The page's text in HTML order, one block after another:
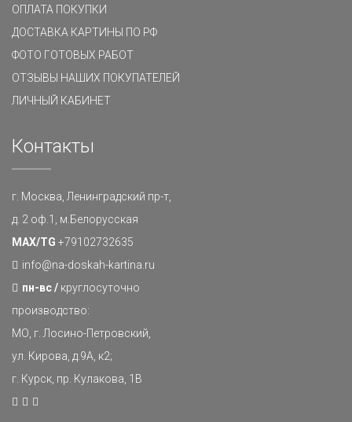
ОПЛАТА ПОКУПКИ
ДОСТАВКА КАРТИНЫ ПО РФ
ФОТО ГОТОВЫХ РАБОТ
ОТЗЫВЫ НАШИХ ПОКУПАТЕЛЕЙ
ЛИЧНЫЙ КАБИНЕТ
Контакты
г. Москва, Ленинградский пр-т,
д. 2 оф.1, м.Белорусская
MAX/TG +79102732635
info@na-doskah-kartina.ru
пн-вс / круглосуточно
производство:
МО, г. Лосино-Петровский,
ул. Кирова, д.9А, к2;
г. Курск, пр. Кулакова, 1В